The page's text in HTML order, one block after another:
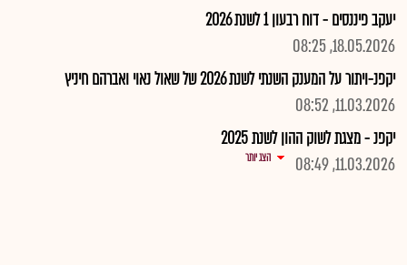
יעקב פיננסים - דוח רבעון 1 לשנת 2026
18.05.2026, 08:25
יקפנ-ויתור על המענק השנתי לשנת 2026 של שאול נאוי ואברהם חיניץ
11.03.2026, 08:52
יקפנ - מצגת לשוק ההון לשנת 2025
11.03.2026, 08:49
הצג יותר